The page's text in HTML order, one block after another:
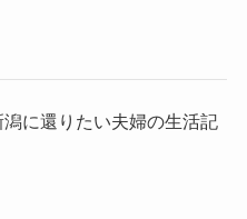
に還りたい夫婦の生活記